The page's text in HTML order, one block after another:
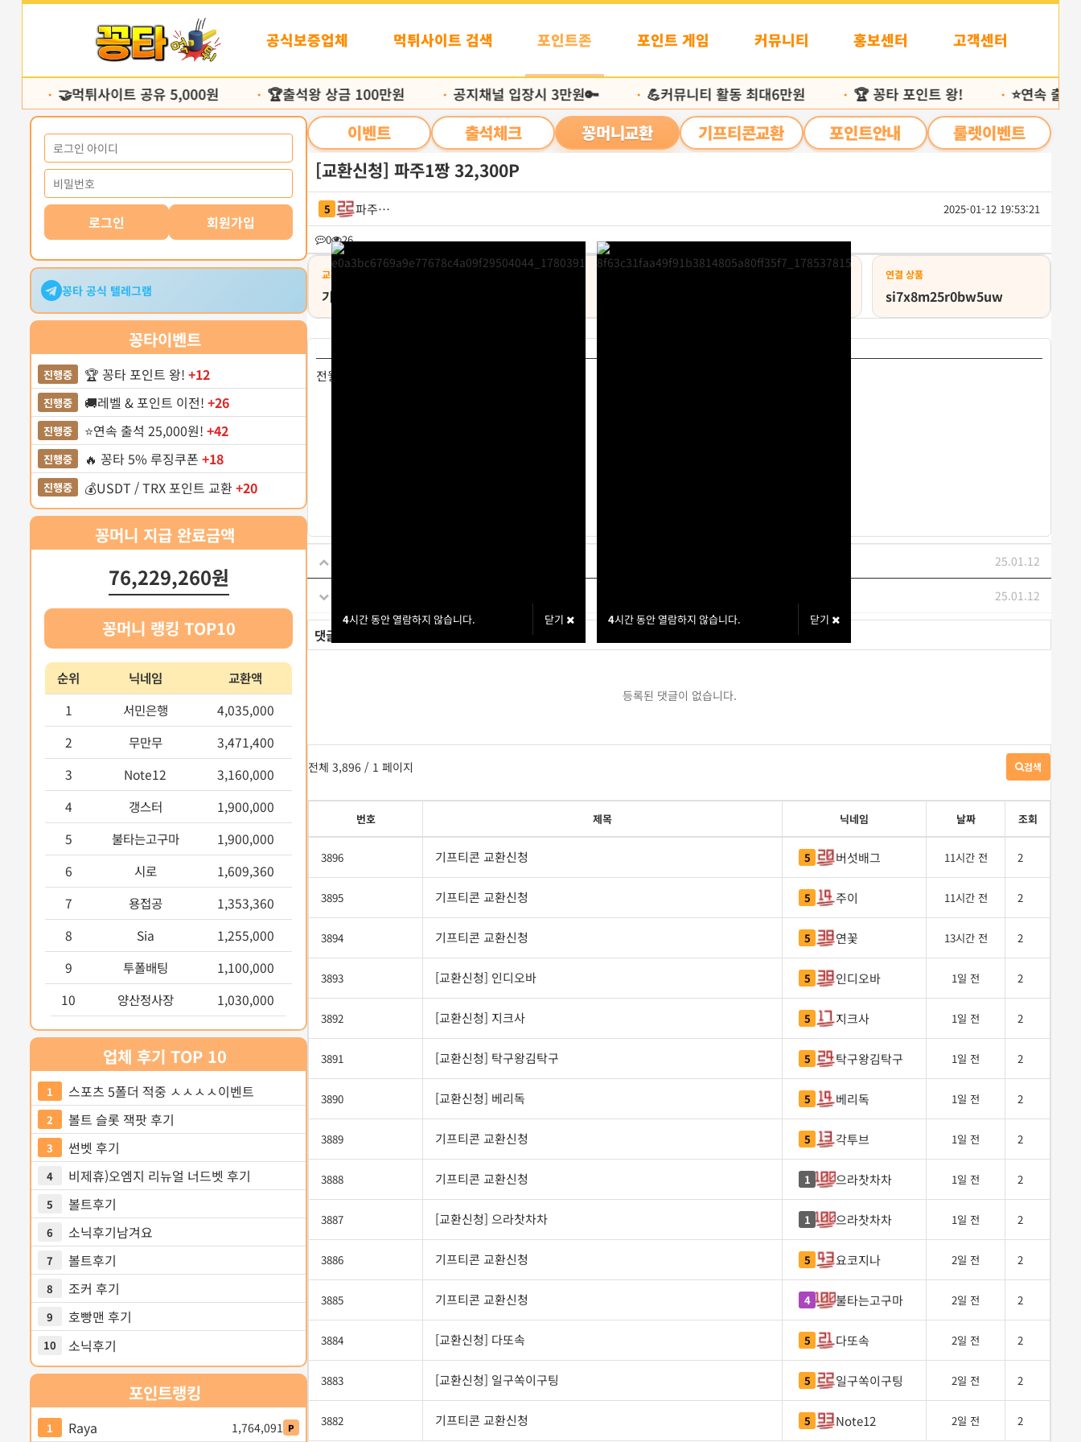
4시간 동안 열람하지 않습니다. 닫기 4시간 동안 열람하지 않습니다. 닫기
공식보증업체 먹튀사이트 검색 포인트존 포인트 게임 커뮤니티 홍보센터 고객센터
🤝먹튀사이트 공유 5,000원 🏆출석왕 상금 100만원 공지채널 입장시 3만원🔑 💪커뮤니티 활동 최대6만원 🏆 꽁타 포인트 왕! ⭐️연속 출석
로그인 회원가입
꽁타 공식 텔레그램
꽁타이벤트
진행중 🏆 꽁타 포인트 왕! +12
진행중 🚚레벨 & 포인트 이전! +26
진행중 ⭐️연속 출석 25,000원! +42
진행중 🔥 꽁타 5% 루징쿠폰 +18
진행중 💰USDT / TRX 포인트 교환+20
꽁머니 지급 완료금액
76,229,260원
꽁머니 랭킹 TOP10
순위 닉네임
교환액
1
서민은행
4,035,000
2
무만무
3,471,400
3
Note12
3,160,000
4
갱스터
1,900,000
5
불타는고구마
1,900,000
6
시로
1,609,360
7
용접공
1,353,360
8
Sia
1,255,000
9
투폴배팅
1,100,000
10
양산정사장 1,030,000
업체 후기 TOP 10
1 스포츠 5폴더 적중 ㅅㅅㅅㅅ이벤트
2 볼트 슬롯 잭팟 후기
3 썬벳 후기
4 비제휴)오엠지 리뉴얼 너드벳 후기
5 볼트후기
6 소닉후기남겨요
7 볼트후기
8 조커 후기
9 호빵맨 후기
10 소닉후기
포인트랭킹
1 Raya 1,764,091 P
이벤트 출석체크 꽁머니교환 기프티콘교환 포인트안내 룰렛이벤트
[교환신청] 파주1짱 32,300P
5 파주1짱
2025-01-12 19:53:21
0
26
록
교환유형
기프티콘 교환
연결 상품
si7x8m25r0bw5uw
전월 교환내역없음
25.01.12
25.01.12
댓글
등록된 댓글이 없습니다.
전체 3,896 / 1 페이지 검색
게
판
검
번호 제목 닉네임 날짜 조회
3896 기프티콘 교환신청 5 버섯배그 11시간 전 2
3895 기프티콘 교환신청 5 주이 11시간 전 2
3894 기프티콘 교환신청 5 연꽃 13시간 전 2
3893 [교환신청] 인디오바 5 인디오바 1일 전 2
3892 [교환신청] 지크사 5 지크사 1일 전 2
3891 [교환신청] 탁구왕김탁구 5 탁구왕김탁구 1일 전 2
3890 [교환신청] 베리독 5 베리독 1일 전 2
3889 기프티콘 교환신청 5 각투브 1일 전 2
3888 기프티콘 교환신청 1 으라찻차차 1일 전 2
3887 [교환신청] 으라찻차차 1 으라찻차차 1일 전 2
3886 기프티콘 교환신청 5 요코지나 2일 전 2
3885 기프티콘 교환신청 4 불타는고구마 2일 전 2
3884 [교환신청] 다또속 5 다또속 2일 전 2
3883 [교환신청] 일구쏙이구팅 5 일구쏙이구팅 2일 전 2
3882 기프티콘 교환신청 5 Note12 2일 전 2